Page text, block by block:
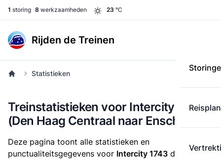
1 storing 8 werkzaamheden 23 °C
Rijden de Treinen
Statistieken
Treinstatistieken voor Intercity 1743
(Den Haag Centraal naar Enschede)
Deze pagina toont alle statistieken en
punctualiteitsgegevens voor Intercity 1743 die
van